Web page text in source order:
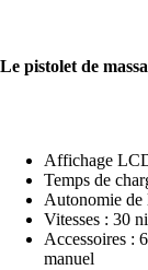
Le pistolet de
Affichage
Temps de
Autonomie de
Vitesses : 30
Accessoires :
manuel